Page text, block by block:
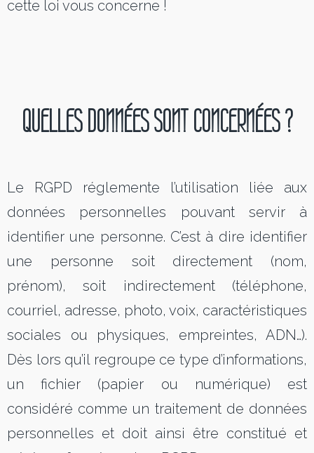
cette loi vous concerne !
QUELLES DONNÉES SONT CONCERNÉES?
Le RGPD réglemente l’utilisation liée aux
données personnelles pouvant servir à
identifier une personne. C’est à dire identifier
une personne soit directement (nom,
prénom), soit indirectement (téléphone,
courriel, adresse, photo, voix, caractéristiques
sociales ou physiques, empreintes, ADN…).
Dès lors qu’il regroupe ce type d’informations,
un fichier (papier ou numérique) est
considéré comme un traitement de données
personnelles et doit ainsi être constitué et